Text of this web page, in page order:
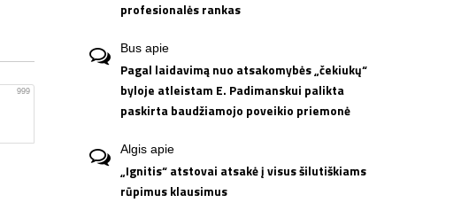
999
profesionalės rankas
Bus apie
Pagal laidavimą nuo atsakomybės „čekiukų“
byloje atleistam E. Padimanskui palikta
paskirta baudžiamojo poveikio priemonė
Algis apie
„Ignitis“ atstovai atsakė į visus šilutiškiams
rūpimus klausimus